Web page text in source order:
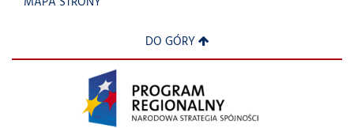
DO GÓRY